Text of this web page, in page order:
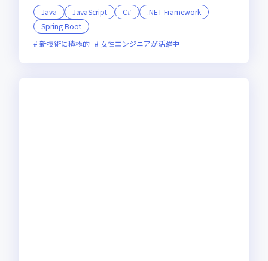
Java
JavaScript C#
.NET Framework
Spring Boot
新技術に積極的
女性エンジニアが活躍中